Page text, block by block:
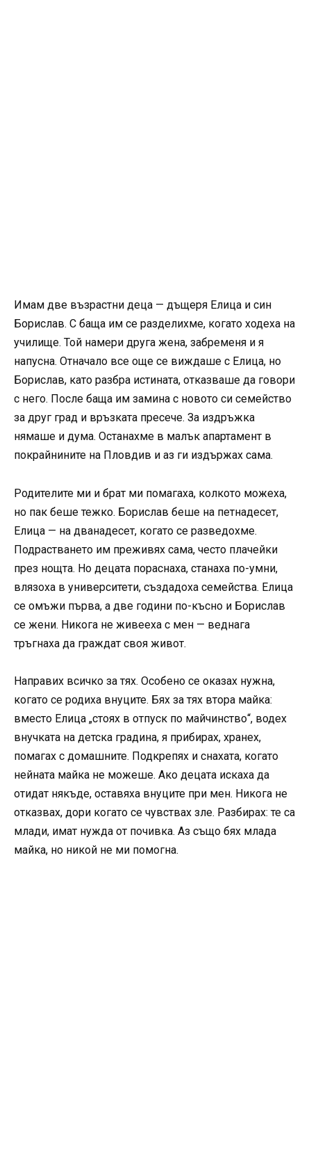
Имам две възрастни деца — дъщеря Елица и син
Борислав. С баща им се разделихме, когато ходеха на
училище. Той намери друга жена, забременя и я
напусна. Отначало все още се виждаше с Елица, но
Борислав, като разбра истината, отказваше да говори
с него. После баща им замина с новото си семейство
за друг град и връзката пресече. За издръжка
нямаше и дума. Останахме в малък апартамент в
покрайнините на Пловдив и аз ги издържах сама.
Родителите ми и брат ми помагаха, колкото можеха,
но пак беше тежко. Борислав беше на петнадесет,
Елица — на дванадесет, когато се разведохме.
Подрастването им преживях сама, често плачейки
през нощта. Но децата пораснаха, станаха по-умни,
влязоха в университети, създадоха семейства. Елица
се омъжи първа, а две години по-късно и Борислав
се жени. Никога не живееха с мен — веднага
тръгнаха да граждат своя живот.
Направих всичко за тях. Особено се оказах нужна,
когато се родиха внуците. Бях за тях втора майка:
вместо Елица „стоях в отпуск по майчинство“, водех
внучката на детска градина, я прибирах, хранех,
помагах с домашните. Подкрепях и снахата, когато
нейната майка не можеше. Ако децата искаха да
отидат някъде, оставяха внуците при мен. Никога не
отказвах, дори когато се чувствах зле. Разбирах: те са
млади, имат нужда от почивка. Аз също бях млада
майка, но никой не ми помогна.